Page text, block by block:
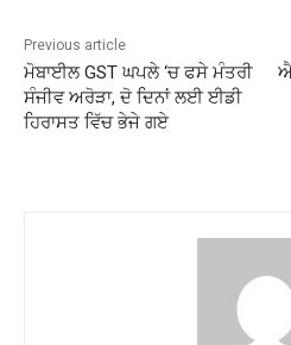
Previous article
ਮੋਬਾਈਲ GST ਘਪਲੇ ‘ਚ ਫਸੇ ਮੰਤਰੀ
ਸੰਜੀਵ ਅਰੋੜਾ, ਦੋ ਦਿਨਾਂ ਲਈ ਈਡੀ
ਹਿਰਾਸਤ ਵਿੱਚ ਭੇਜੇ ਗਏ